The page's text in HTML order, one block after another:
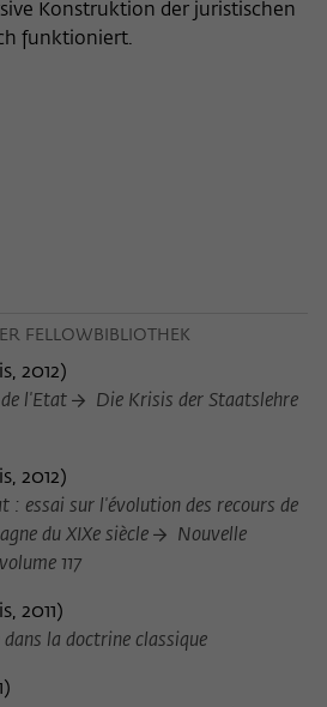
Konstruktion der juristischen
funktioniert.
FELLOWBIBLIOTHEK
2012)
l'Etat
Die Krisis der Staatslehre
2012)
: essai sur l'évolution des recours de
du XIXe siècle
Nouvelle
117
2011)
la doctrine classique
)